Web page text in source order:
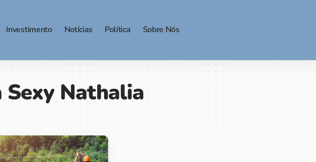
Investimento Notícias Política Sobre Nós
Sexy Nathalia